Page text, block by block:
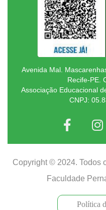
Avenida Mal.
Recife-PE.
Associação Educacional
CNPJ:
Copyright © 2024. Todos
Faculdade
Política